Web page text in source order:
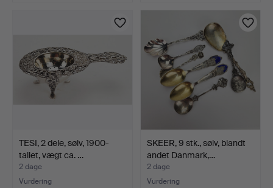
TESI, 2 dele, sølv, 1900-
tallet, vægt ca. …
2 dage
Vurdering
SKEER, 9 stk., sølv, blandt
andet Danmark,…
2 dage
Vurdering